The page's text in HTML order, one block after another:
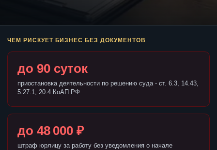
ЧЕМ РИСКУЕТ БИЗНЕС БЕЗ ДОКУМЕНТОВ
до 90 суток
приостановка деятельности по решению суда - ст. 6.3, 14.43,
5.27.1, 20.4 КоАП РФ
до 48 000 ₽
штраф юрлицу за работу без уведомления о начале